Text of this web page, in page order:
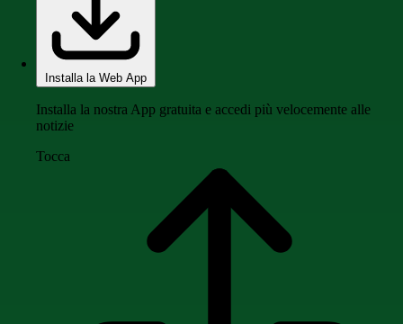
Installa la Web App
Installa la nostra App gratuita e accedi più velocemente alle
notizie
Tocca